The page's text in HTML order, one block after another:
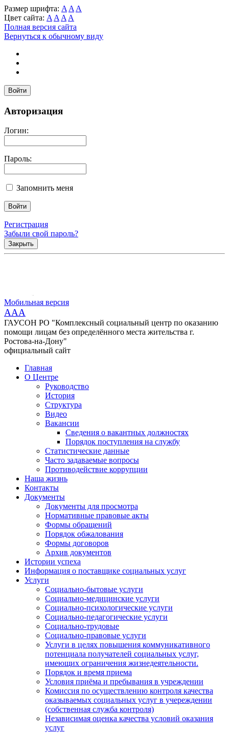
Размер шрифта: A A A
Цвет сайта: A A A A
Полная версия сайта
Вернуться к обычному виду
Войти
Авторизация
Логин:
Пароль:
Запомнить меня
Регистрация
Забыли свой пароль?
Закрыть
Мобильная версия
AAA
ГАУСОН РО "Комплексный социальный центр по оказанию
помощи лицам без определённого места жительства г.
Ростова-на-Дону"
официальный сайт
Главная
О Центре
Руководство
История
Структура
Видео
Вакансии
Сведения о вакантных должностях
Порядок поступления на службу
Статистические данные
Часто задаваемые вопросы
Противодействие коррупции
Наша жизнь
Контакты
Документы
Документы для просмотра
Нормативные правовые акты
Формы обращений
Порядок обжалования
Формы договоров
Архив документов
Истории успеха
Информация о поставщике социальных услуг
Услуги
Социально-бытовые услуги
Социально-медицинские услуги
Социально-психологические услуги
Социально-педагогические услуги
Социально-трудовые
Социально-правовые услуги
Услуги в целях повышения коммуникативного
потенциала получателей социальных услуг,
имеющих ограничения жизнедеятельности.
Порядок и время приема
Условия приёма и пребывания в учреждении
Комиссия по осуществлению контроля качества
оказываемых социальных услуг в учереждении
(собственная служба контроля)
Независимая оценка качества условий оказания
услуг